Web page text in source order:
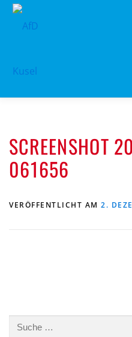
Zum
Inhalt
PROGRAMM
MITGLIED WERDEN
SCREENSHOT
061656
VERÖFFENTLICHT AM 2.
Suche